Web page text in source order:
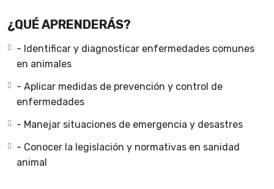
¿QUÉ APRENDERÁS?
- Identificar y diagnosticar enfermedades comunes
en animales
- Aplicar medidas de prevención y control de
enfermedades
- Manejar situaciones de emergencia y desastres
- Conocer la legislación y normativas en sanidad
animal